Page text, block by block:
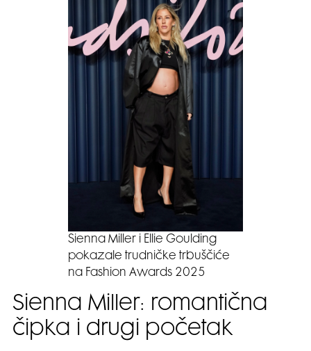
Sienna Miller i Ellie Goulding
pokazale trudničke trbuščiće
na Fashion Awards 2025
Sienna Miller: romantična
čipka i drugi početak